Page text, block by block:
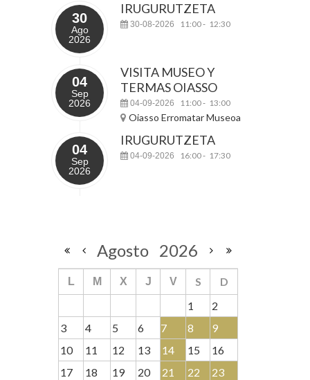
30
Ago
2026
IRUGURUTZETA
30-08-2026 11:00- 12:30
04
Sep
2026
VISITA MUSEO Y
TERMAS OIASSO
04-09-2026 11:00- 13:00
Oiasso Erromatar Museoa
04
Sep
2026
IRUGURUTZETA
04-09-2026 16:00- 17:30
Agosto 2026
L M X J V S
D
1
2
3
4 5 6 7 8
9
10
11 12 13 14 15
16
17
18 19 20 21 22
23